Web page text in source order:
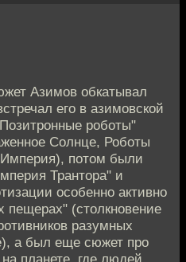
Азимов обкатывал
его в азимовской
роботы"
Солнце, Роботы
потом были
Трантора" и
особенно активно
(столкновение
разумных
а был еще сюжет про
планете, где людей